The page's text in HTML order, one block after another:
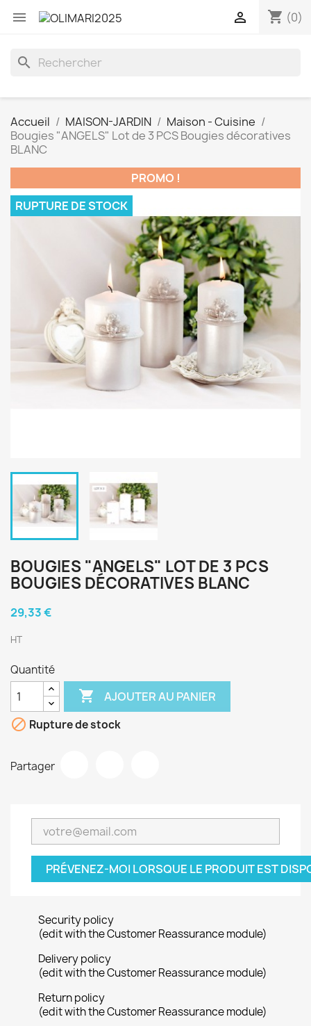
 shopping_cart (0)

search
Accueil MAISON-JARDIN
Maison - Cuisine
Bougies "ANGELS" Lot de 3 PCS Bougies décoratives
BLANC
PROMO !
RUPTURE DE STOCK
BOUGIES "ANGELS" LOT DE 3 PCS
BOUGIES DÉCORATIVES BLANC
29,33 €
HT
Quantité
 AJOUTER AU PANIER
 Rupture de stock
Partager
PRÉVENEZ-MOI LORSQUE LE PRODUIT EST
Security policy
(edit with the Customer Reassurance module)
Delivery policy
(edit with the Customer Reassurance module)
Return policy
(edit with the Customer Reassurance module)